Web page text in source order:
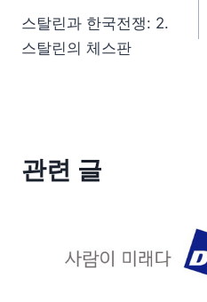
스탈린과 한국전쟁: 2.
스탈린의 체스판
관련 글